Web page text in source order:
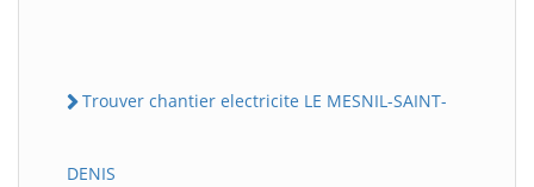
Trouver chantier electricite LE MESNIL-SAINT-
DENIS